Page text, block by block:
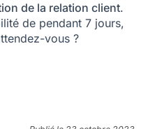
de la relation client.
de pendant 7 jours,
vous ?